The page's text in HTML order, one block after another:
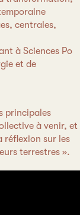
centrales,
à Sciences Po
et de
principales
à venir, et
réflexion sur les
terrestres ».